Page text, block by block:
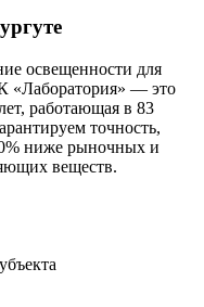
освещенности для
«Лаборатория» — это
работающая в 83
точность,
ниже рыночных и
веществ.